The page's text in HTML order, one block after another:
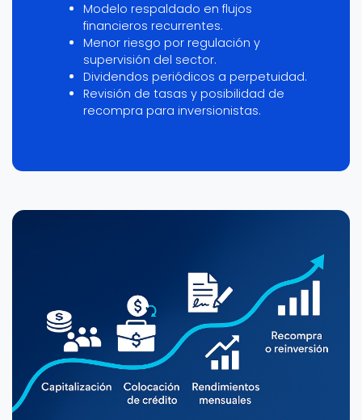
Modelo respaldado en flujos
financieros recurrentes.
Menor riesgo por regulación y
supervisión del sector.
Dividendos periódicos a perpetuidad.
Revisión de tasas y posibilidad de
recompra para inversionistas.